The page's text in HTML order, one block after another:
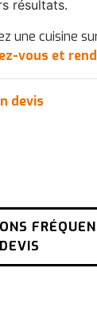
résultats.
une cuisine
vous et
devis